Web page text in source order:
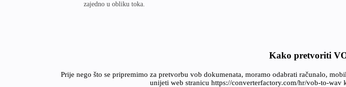
zajedno u obliku toka.
Kako pretvoriti
Prije nego što se pripremimo za pretvorbu vob dokumenata, moramo odabrati računalo,
unijeti web stranicu https://converterfactory.com/hr/vob-to-